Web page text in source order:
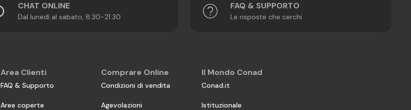
CHAT ONLINE
Dal lunedì al sabato, 8:30-21:30
FAQ & SUPPORTO
Le risposte che cerchi
Area Clienti
FAQ & Supporto
Aree coperte
Comprare Online
Condizioni di vendita
Agevolazioni
Il Mondo Conad
Conad.it
Istituzionale